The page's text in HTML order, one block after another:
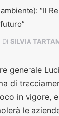
“Il
Di SILVIA
generale
di
in vigore,
le